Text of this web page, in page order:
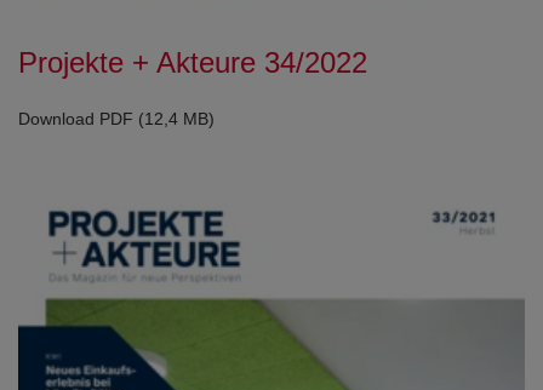
Projekte + Akteure 34/2022
Download PDF (12,4 MB)